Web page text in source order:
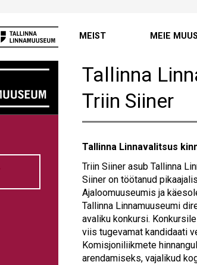
MEIST MEIE
Tallinna
Triin Siiner
Tallinna Linnavalitsus
Triin Siiner asub Tallinna
Siiner on töötanud
Ajaloomuuseumis ja
Tallinna Linnamuuseumi
avaliku konkursi.
viis tugevamat kandidaati
Komisjoniliikmete
arendamiseks, vajalikud